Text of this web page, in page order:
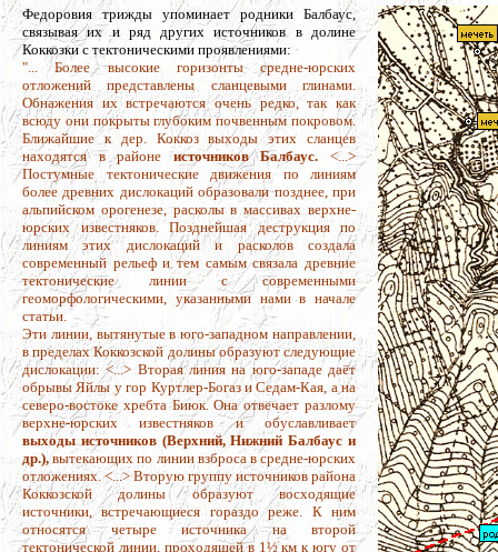
Федоровия трижды упоминает родники Балбаус,
связывая их и ряд других источников в долине
Коккозки с тектоническими проявлениями:
"... Более высокие горизонты средне-юрских
отложений представлены сланцевыми глинами.
Обнажения их встречаются очень редко, так как
всюду они покрыты глубоким почвенным покровом.
Ближайшие к дер. Коккоз выходы этих сланцев
находятся в районеисточников Балбаус. <...>
Постумные тектонические движения по линиям
более древних дислокаций образовали позднее, при
альпийском орогенезе, расколы в массивах верхне-
юрских известняков. Позднейшая деструкция по
линиям этих дислокаций и расколов создала
современный рельеф и тем самым связала древние
тектонические линии с современными
геоморфологическими, указанными нами в начале
статьи.
Эти линии, вытянутые в юго-западном направлении,
в пределах Коккозской долины образуют следующие
дислокации: <...> Вторая линия на юго-западе даёт
обрывы Яйлы у гор Куртлер-Богаз и Седам-Кая, а на
северо-востоке хребта Биюк. Она отвечает разлому
верхне-юрских известняков и обуславливает
выходы источников (Верхний, Нижний Балбаус и
др.), вытекающих по линии взброса в средне-юрских
отложениях. <...> Вторую группу источников района
Коккозской долины образуют восходящие
источники, встречающиеся гораздо реже. К ним
относятся четыре источника на второй
тектонической линии, проходящей в 1½км к югу от